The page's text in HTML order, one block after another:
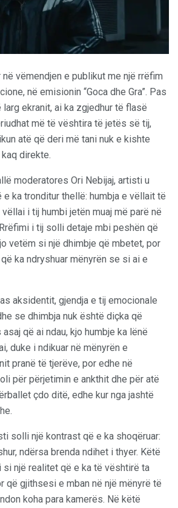
vëmendjen e publikut me një rrëfim
në emisionin “Goca dhe Gra”. Pas
ekranit, ai ka zgjedhur të flasë
më të vështira të jetës së tij,
atë që deri më tani nuk e kishte
direkte.
moderatores Ori Nebijaj, artisti u
e ka tronditur thellë: humbja e vëllait të
i tij humbi jetën muaj më parë në
i tij solli detaje mbi peshën që
vetëm si një dhimbje që mbetet, por
ka ndryshuar mënyrën se si ai e
aksidentit, gjendja e tij emocionale
se dhimbja nuk është diçka që
asaj që ai ndau, kjo humbje ka lënë
duke i ndikuar në mënyrën e
pranë të tjerëve, por edhe në
për përjetimin e ankthit dhe për atë
çdo ditë, edhe kur nga jashtë
solli një kontrast që e ka shoqëruar:
ndërsa brenda ndihet i thyer. Këtë
si një realitet që e ka të vështirë ta
që gjithsesi e mban në një mënyrë të
koha para kamerës. Në këtë